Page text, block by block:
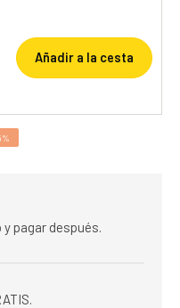
Añadir a la cesta
pagar después.